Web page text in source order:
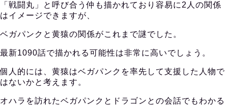
「戦闘丸」と呼び合う仲も描かれており容易に2人の関係
はイメージできますが、
ベガパンクと黄猿の関係がこれまで謎でした。
最新1090話で描かれる可能性は非常に高いでしょう。
個人的には、黄猿はベガパンクを率先して支援した人物で
はないかと考えます。
オハラを訪れたベガパンクとドラゴンとの会話でもわかる